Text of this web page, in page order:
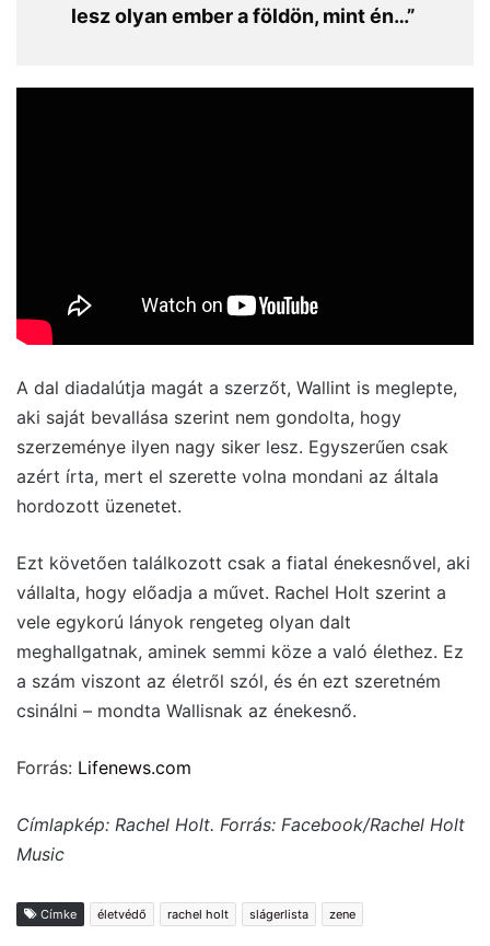
lesz olyan ember a földön, mint én…”
A dal diadalútja magát a szerzőt, Wallint is meglepte,
aki saját bevallása szerint nem gondolta, hogy
szerzeménye ilyen nagy siker lesz. Egyszerűen csak
azért írta, mert el szerette volna mondani az általa
hordozott üzenetet.
Ezt követően találkozott csak a fiatal énekesnővel, aki
vállalta, hogy előadja a művet. Rachel Holt szerint a
vele egykorú lányok rengeteg olyan dalt
meghallgatnak, aminek semmi köze a való élethez. Ez
a szám viszont az életről szól, és én ezt szeretném
csinálni – mondta Wallisnak az énekesnő.
Forrás: Lifenews.com
Címlapkép: Rachel Holt. Forrás: Facebook/Rachel Holt
Music
Címke életvédő rachel holt slágerlista zene